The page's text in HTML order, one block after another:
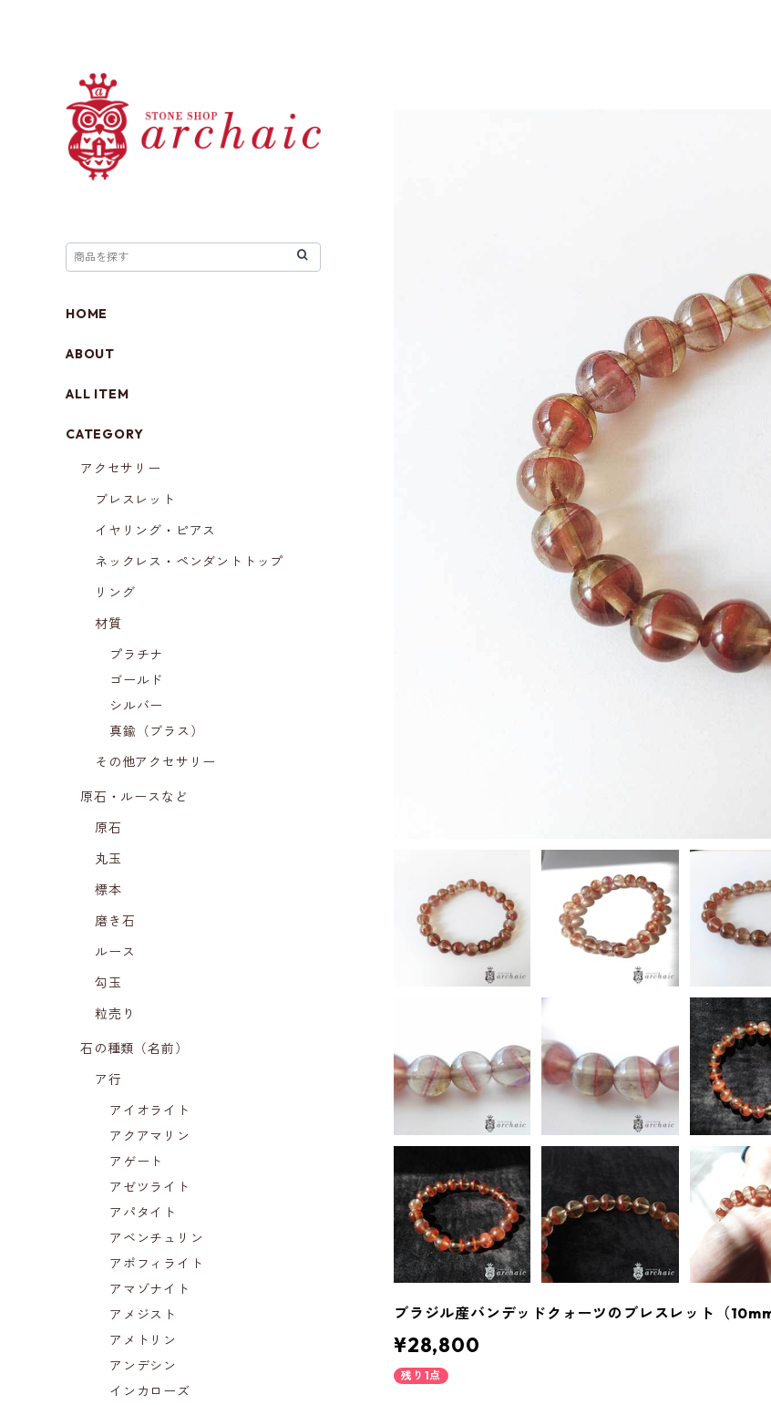
ブラジル産バンデッドクォーツのブレスレット（10mm
¥28,800
残り1点
HOME
ABOUT
ALL ITEM
CATEGORY
アクセサリー
ブレスレット
イヤリング・ピアス
ネックレス・ペンダントトップ
リング
材質
プラチナ
ゴールド
シルバー
真鍮（ブラス）
その他アクセサリー
原石・ルースなど
原石
丸玉
標本
磨き石
ルース
勾玉
粒売り
石の種類（名前）
ア行
アイオライト
アクアマリン
アゲート
アゼツライト
アパタイト
アベンチュリン
アポフィライト
アマゾナイト
アメジスト
アメトリン
アンデシン
インカローズ